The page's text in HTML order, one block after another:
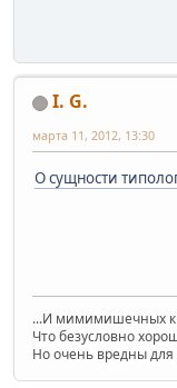
I. G.
марта 11, 2012, 13:30
О сущности
...И мимимишечных
Что безусловно
Но очень вредны